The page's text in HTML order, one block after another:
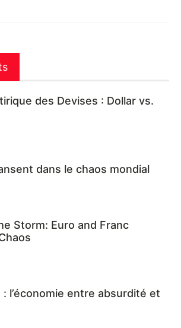
des Devises : Dollar vs.
dans le chaos mondial
Storm: Euro and Franc
l’économie entre absurdité et